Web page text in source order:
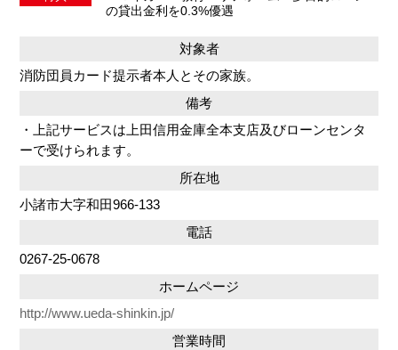
の貸出金利を0.3%優遇
対象者
消防団員カード提示者本人とその家族。
備考
・上記サービスは上田信用金庫全本支店及びローンセンタ
ーで受けられます。
所在地
小諸市大字和田966-133
電話
0267-25-0678
ホームページ
http://www.ueda-shinkin.jp/
営業時間